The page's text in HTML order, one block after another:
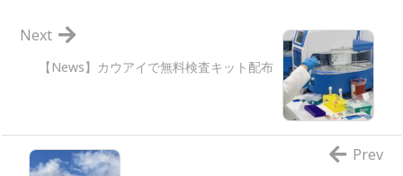
【News】カウアイで無料検査キット配布
Next
Prev